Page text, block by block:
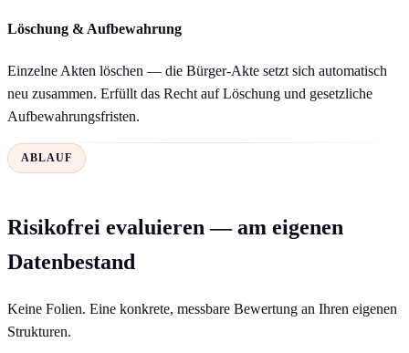
Löschung & Aufbewahrung
Einzelne Akten löschen — die Bürger-Akte setzt sich automatisch
neu zusammen. Erfüllt das Recht auf Löschung und gesetzliche
Aufbewahrungsfristen.
ABLAUF
Risikofrei evaluieren — am eigenen
Datenbestand
Keine Folien. Eine konkrete, messbare Bewertung an Ihren eigenen
Strukturen.